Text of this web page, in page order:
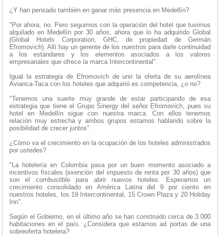
¿Y han pensado también en ganar más presencia en Medellín?
"Por ahora, no. Pero seguimos con la operación del hotel que tuvimos
alquilado en Medellín por 30 años, ahora que lo ha adquirido Global
(Global Hotels Corporation, GHC, de propiedad de Germán
Efromovich). Allí hay un gerente de los nuestros para darle continuidad
a los estándares y los elementos asociados a los valores
empresariales que ofrece la marca Intercontinental".
Igual la estrategia de Efromovich de unir la oferta de su aerolínea
Avianca-Taca con los hoteles que adquirió es competencia, ¿o no?
"Tenemos una suerte muy grande de estar participando de esa
estrategia que tiene el Grupo Sinergy del señor Efromovich, pues su
hotel en Medellín sigue con nuestra marca. Con ellos tenemos
relación muy estrecha y ambos grupos estamos hablando sobre la
posibilidad de crecer juntos".
¿Cómo va el crecimiento en la ocupación de los hoteles administrados
por ustedes?
"La hotelería en Colombia pasa por un buen momento asociado a
incentivos fiscales (exención del impuesto de renta por 30 años) que
son el combustible para abrir nuevos hoteles. Esperamos un
crecimiento consolidado en América Latina del 9 por ciento en
nuestros hoteles, los 19 Intercontinental, 15 Crown Plaza y 20 Holiday
Inn".
Según el Gobierno, en el último año se han construido cerca de 3.000
habitaciones en el país. ¿Considera que estamos ad portas de una
sobreoferta hotelera?